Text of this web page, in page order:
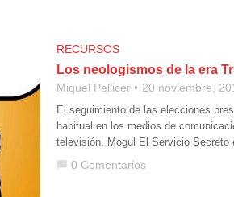
RECURSOS
Los neologismos de la era
Miquel Pellicer 20 noviembre,
El seguimiento de las elecciones
habitual en los medios de
televisión. Mogul El Servicio
chat_bubble 0 Comentarios